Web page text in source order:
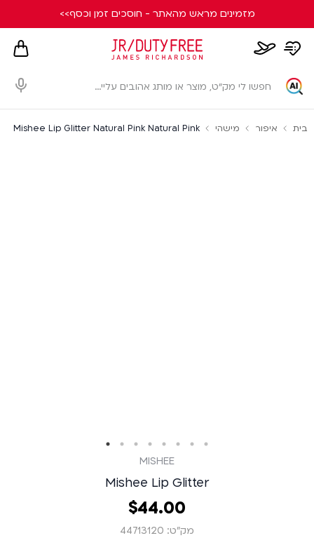
מזמינים מראש מהאתר - חוסכים זמן וכסף>>
whishlist
page
card
בית איפור מישהי Mishee Lip Glitter Natural Pink Natural Pink
MISHEE
Mishee Lip Glitter
44.00
‏
$
מק״ט: 44713120